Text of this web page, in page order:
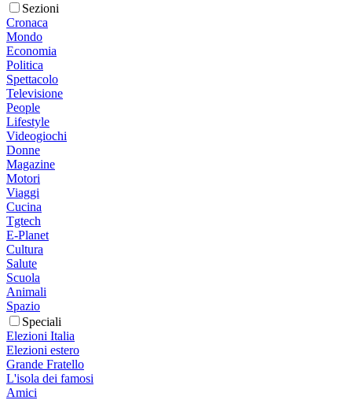
Sezioni
Cronaca
Mondo
Economia
Politica
Spettacolo
Televisione
People
Lifestyle
Videogiochi
Donne
Magazine
Motori
Viaggi
Cucina
Tgtech
E-Planet
Cultura
Salute
Scuola
Animali
Spazio
Speciali
Elezioni Italia
Elezioni estero
Grande Fratello
L'isola dei famosi
Amici